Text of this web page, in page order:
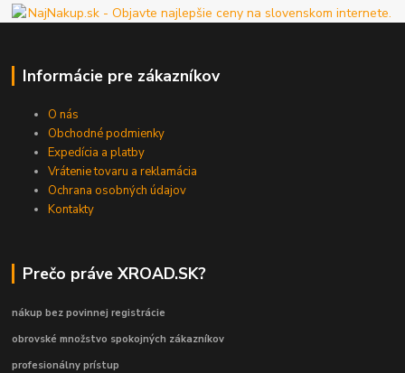
Informácie pre zákazníkov
O nás
Obchodné podmienky
Expedícia a platby
Vrátenie tovaru a reklamácia
Ochrana osobných údajov
Kontakty
Prečo práve XROAD.SK?
nákup bez povinnej registrácie
obrovské množstvo spokojných zákazníkov
profesionálny prístup